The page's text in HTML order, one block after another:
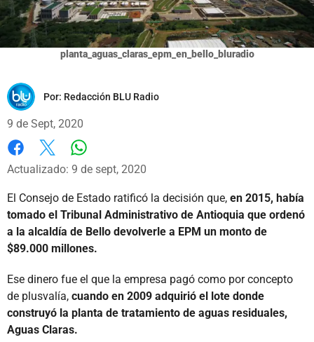
planta_aguas_claras_epm_en_bello_bluradio
Por: Redacción BLU Radio
9 de Sept, 2020
Facebook
X
Actualizado: 9 de sept, 2020
El Consejo de Estado ratificó la decisión que, en 2015, había
tomado el Tribunal Administrativo de Antioquia que ordenó
a la alcaldía de Bello devolverle a EPM un monto de
$89.000 millones.
Ese dinero fue el que la empresa pagó como por concepto
de plusvalía, cuando en 2009 adquirió el lote donde
construyó la planta de tratamiento de aguas residuales,
Aguas Claras.